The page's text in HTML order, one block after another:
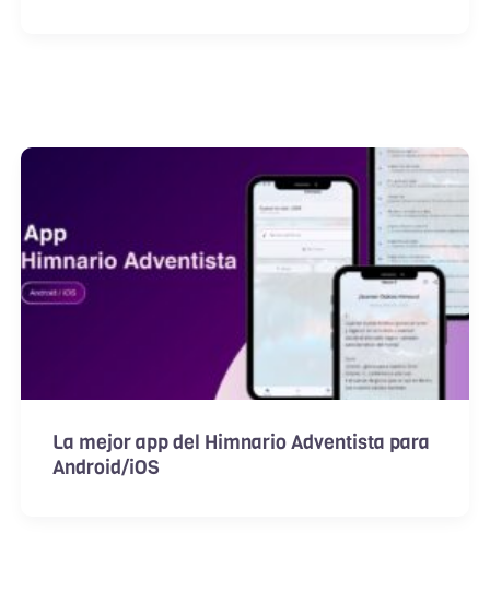
La mejor app del Himnario Adventista para
Android/iOS